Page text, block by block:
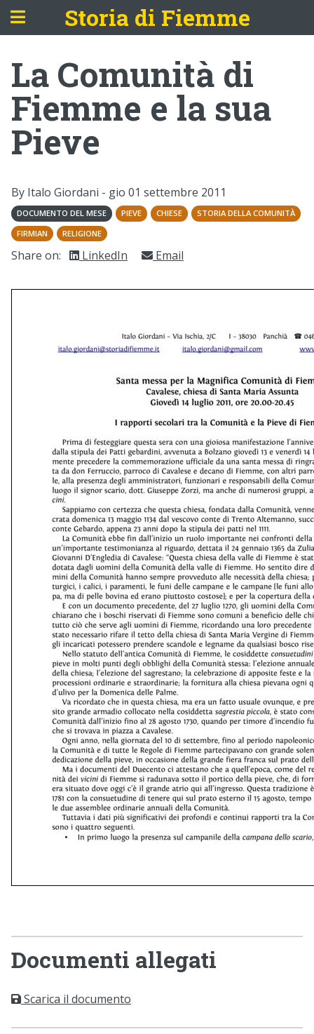
Storia di Fiemme
La Comunità di
Fiemme e la sua
Pieve
By Italo Giordani - gio 01 settembre 2011
DOCUMENTO DEL MESE PIEVE CHIESE
STORIA DELLA COMUNITÀ
FIRMIAN
RELIGIONE
Share on: LinkedIn Email
Documenti allegati
Scarica il documento